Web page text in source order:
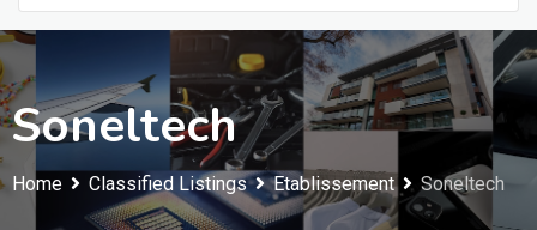
Soneltech
Home Classified Listings Etablissement Soneltech